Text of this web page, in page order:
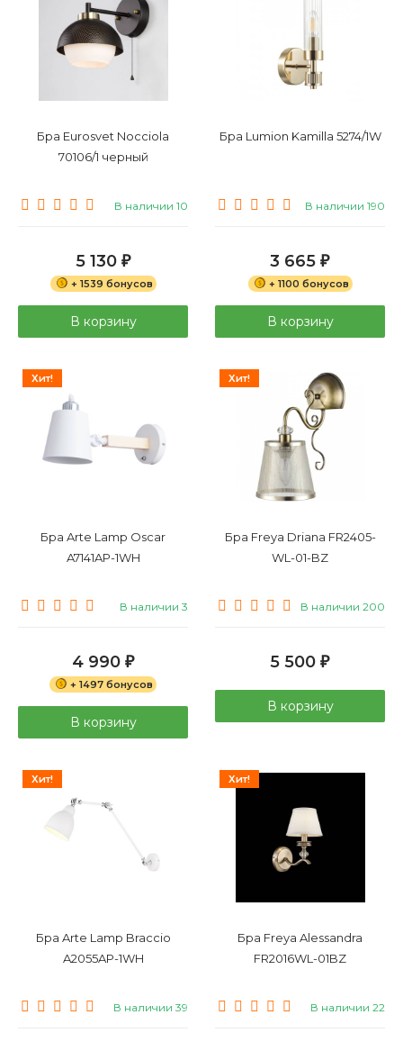
Бра Eurosvet Nocciola
70106/1 черный
В наличии 10
5 130 ₽
+ 1539 бонусов
В корзину
Бра Lumion Kamilla 5274/1W
В наличии 190
3 665 ₽
+ 1100 бонусов
В корзину
Хит!
Бра Arte Lamp Oscar
A7141AP-1WH
В наличии 3
4 990 ₽
+ 1497 бонусов
В корзину
Хит!
Бра Freya Driana FR2405-
WL-01-BZ
В наличии 200
5 500 ₽
В корзину
Хит!
Бра Arte Lamp Braccio
A2055AP-1WH
В наличии 39
Хит!
Бра Freya Alessandra
FR2016WL-01BZ
В наличии 22